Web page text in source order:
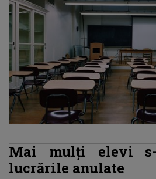
Mai mulţi elevi
lucrările anulate